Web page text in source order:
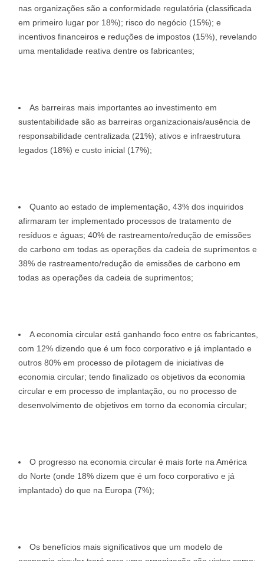
nas organizações são a conformidade regulatória (classificada
em primeiro lugar por 18%); risco do negócio (15%); e
incentivos financeiros e reduções de impostos (15%), revelando
uma mentalidade reativa dentre os fabricantes;
As barreiras mais importantes ao investimento em
sustentabilidade são as barreiras organizacionais/ausência de
responsabilidade centralizada (21%); ativos e infraestrutura
legados (18%) e custo inicial (17%);
Quanto ao estado de implementação, 43% dos inquiridos
afirmaram ter implementado processos de tratamento de
resíduos e águas; 40% de rastreamento/redução de emissões
de carbono em todas as operações da cadeia de suprimentos e
38% de rastreamento/redução de emissões de carbono em
todas as operações da cadeia de suprimentos;
A economia circular está ganhando foco entre os fabricantes,
com 12% dizendo que é um foco corporativo e já implantado e
outros 80% em processo de pilotagem de iniciativas de
economia circular; tendo finalizado os objetivos da economia
circular e em processo de implantação, ou no processo de
desenvolvimento de objetivos em torno da economia circular;
O progresso na economia circular é mais forte na América
do Norte (onde 18% dizem que é um foco corporativo e já
implantado) do que na Europa (7%);
Os benefícios mais significativos que um modelo de